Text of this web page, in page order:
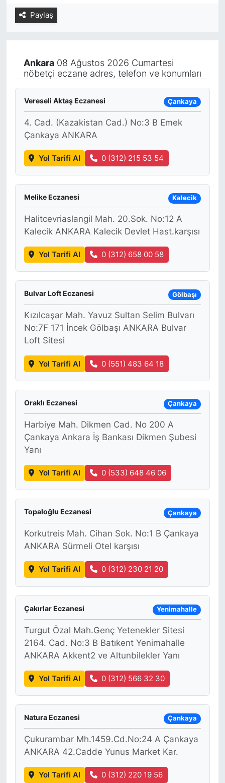
Paylaş
Ankara08 Ağustos 2026 Cumartesi
nöbetçi eczane adres, telefon ve konumları
Vereseli Aktaş Eczanesi Çankaya
4. Cad. (Kazakistan Cad.) No:3 B Emek
Çankaya ANKARA
Yol Tarifi Al 0 (312) 215 53 54
Melike Eczanesi Kalecik
Halitcevriaslangil Mah. 20.Sok. No:12 A
Kalecik ANKARA Kalecik Devlet Hast.karşısı
Yol Tarifi Al 0 (312) 658 00 58
Bulvar Loft Eczanesi Gölbaşı
Kızılcaşar Mah. Yavuz Sultan Selim Bulvarı
No:7F 171 İncek Gölbaşı ANKARA Bulvar
Loft Sitesi
Yol Tarifi Al 0 (551) 483 64 18
Oraklı Eczanesi Çankaya
Harbiye Mah. Dikmen Cad. No 200 A
Çankaya Ankara İş Bankası Dikmen Şubesi
Yanı
Yol Tarifi Al 0 (533) 648 46 06
Topaloğlu Eczanesi Çankaya
Korkutreis Mah. Cihan Sok. No:1 B Çankaya
ANKARA Sürmeli Otel karşısı
Yol Tarifi Al 0 (312) 230 21 20
Çakırlar Eczanesi Yenimahalle
Turgut Özal Mah.Genç Yetenekler Sitesi
2164. Cad. No:3 B Batıkent Yenimahalle
ANKARA Akkent2 ve Altunbilekler Yanı
Yol Tarifi Al 0 (312) 566 32 30
Natura Eczanesi Çankaya
Çukurambar Mh.1459.Cd.No:24 A Çankaya
ANKARA 42.Cadde Yunus Market Kar.
Yol Tarifi Al 0 (312) 220 19 56
Yurt Dışı Fuarlar
Spor
KÜLTÜR SANAT
SAVUNMA SANAYİ
FUAR HABERLERİ
FUAR TAKVİMİ
FUAR RAPORU
FESTİVAL HABERLERİ
FESTİVAL TAKVİMİ
KONGRE HABERLERİ
BİYOGRAFİLER